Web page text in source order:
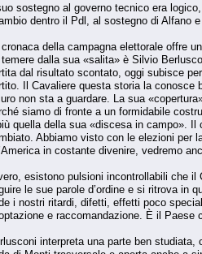
sostegno al governo tecnico era
dentro il Pdl, al sostegno di Alfano
cronaca della campagna elettorale offre
dalla sua «salita» è Silvio
dal risultato scontato, oggi subisce
Il Cavaliere questa storia la conosce
non sta a guardare. La sua
siamo di fronte a un formidabile
quella della sua «discesa in campo».
Abbiamo visto con le elezioni per
in costante divenire, vedremo
esistono pulsioni incontrollabili che il
le sue parole d’ordine e si ritrova in
i nostri ritardi, difetti, effetti poco
e raccomandazione. È il
interpreta una parte ben